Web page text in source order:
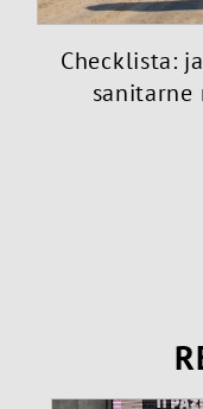
Checklista:
sanitarne